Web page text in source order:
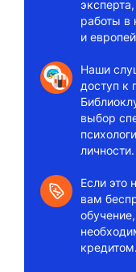
работы в
и
Наши
доступ к
выбор
личности.
Если это
вам
кредитом.